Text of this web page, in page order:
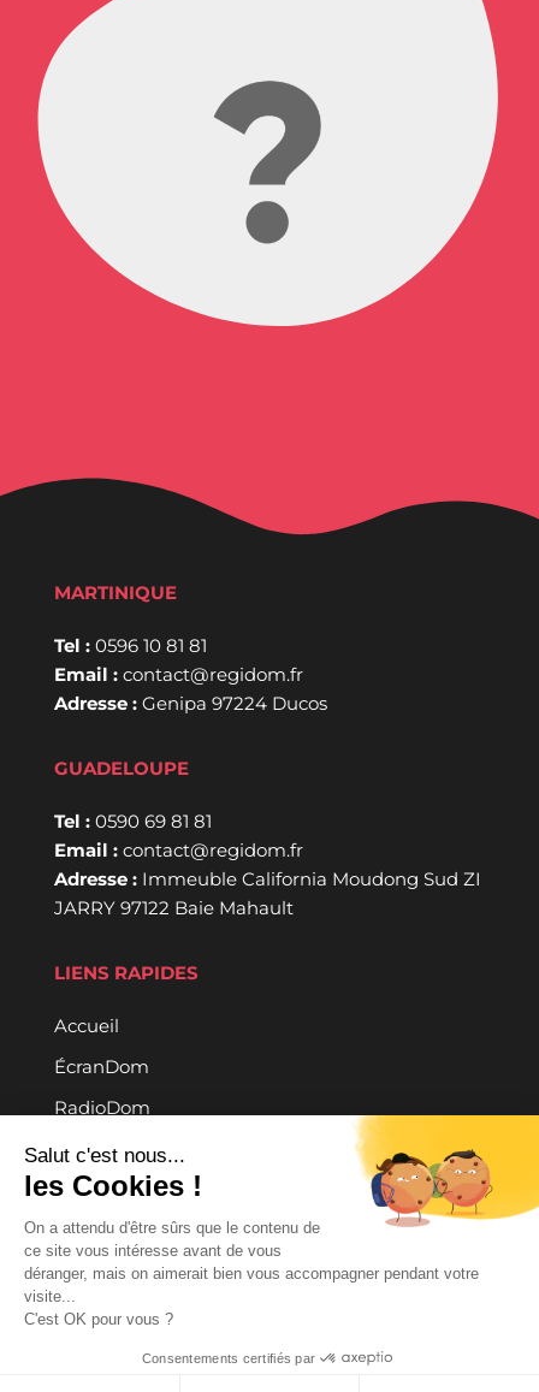
MARTINIQUE
Tel : 0596 10 81 81
Email : contact@regidom.fr
Adresse : Genipa 97224 Ducos
GUADELOUPE
Tel : 0590 69 81 81
Email : contact@regidom.fr
Adresse : Immeuble California Moudong Sud ZI
JARRY 97122 Baie Mahault
LIENS RAPIDES
Accueil
ÉcranDom
RadioDom
Contact
Salut c'est nous...
les Cookies !
On a attendu d'être sûrs que le contenu de
ce site vous intéresse avant de vous
déranger, mais on aimerait bien vous accompagner pendant votre
visite...
C'est OK pour vous ?
Consentements certifiés par